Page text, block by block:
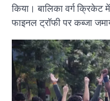
किया। बालिका वर्ग
फाइनल ट्रॉफी पर कब्जा